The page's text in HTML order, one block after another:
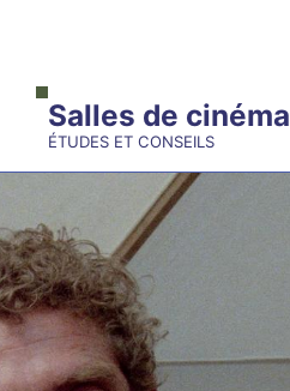
Salles de cinéma